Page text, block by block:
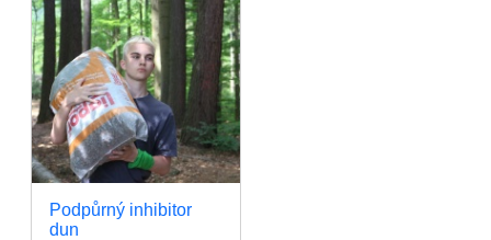
Podpůrný inhibitor
dun